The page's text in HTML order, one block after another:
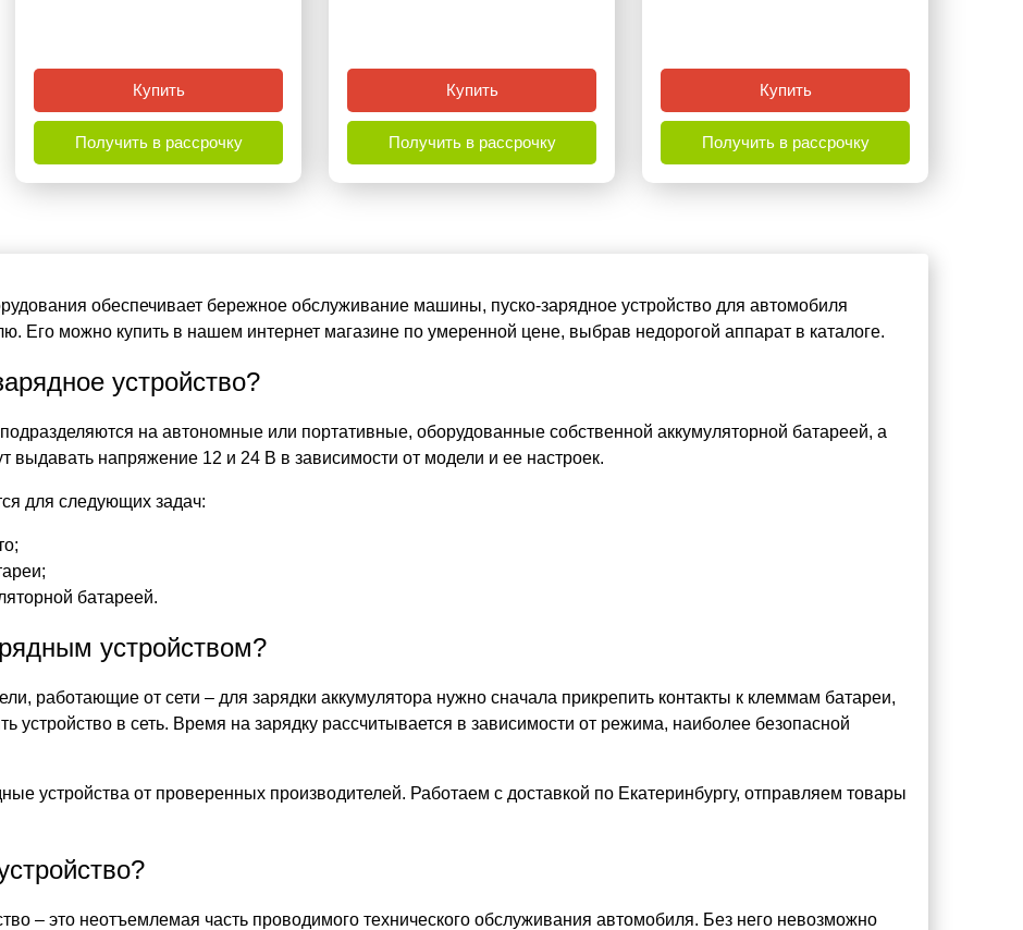
Купить
Получить в рассрочку
Купить
Получить в рассрочку
Купить
Получить в рассрочку
обеспечивает бережное обслуживание машины, пуско-зарядное устройство для автомобиля
Его можно купить в нашем интернет магазине по умеренной цене, выбрав недорогой аппарат в каталоге.
устройство?
на автономные или портативные, оборудованные собственной аккумуляторной батареей, а
выдавать напряжение 12 и 24 В в зависимости от модели и ее настроек.
для следующих задач:
батареей.
устройством?
работающие от сети – для зарядки аккумулятора нужно сначала прикрепить контакты к клеммам батареи,
устройство в сеть. Время на зарядку рассчитывается в зависимости от режима, наиболее безопасной
устройства от проверенных производителей. Работаем с доставкой по Екатеринбургу, отправляем товары
– это неотъемлемая часть проводимого технического обслуживания автомобиля. Без него невозможно